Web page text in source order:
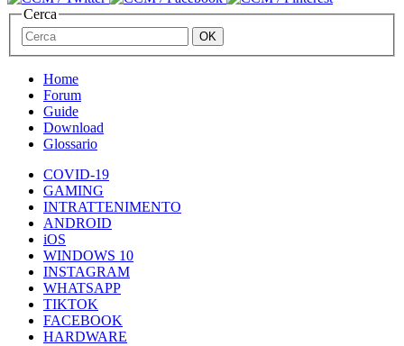
Cerca
Home
Forum
Guide
Download
Glossario
COVID-19
GAMING
INTRATTENIMENTO
ANDROID
iOS
WINDOWS 10
INSTAGRAM
WHATSAPP
TIKTOK
FACEBOOK
HARDWARE